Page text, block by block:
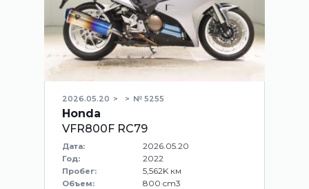
2026.05.20 № 5255
Honda
VFR800F RC79
Дата: 2026.05.20
Год: 2022
Пробег: 5,562K км
Объем: 800 cm3